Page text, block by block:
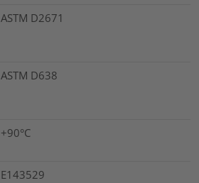
ASTM D2671
ASTM D638
+90°C
E143529